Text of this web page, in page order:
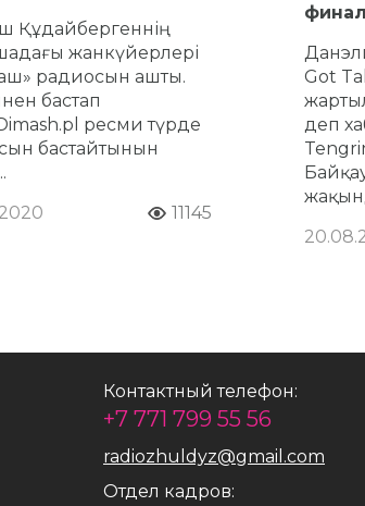
Құдайбергеннің
жанкүйерлері
радиосын ашты.
бастап
ресми түрде
бастайтынын
11145
Got
деп
Контактный телефон:
+7 771 799 55 56
radiozhuldyz@gmail.com
Отдел кадров: